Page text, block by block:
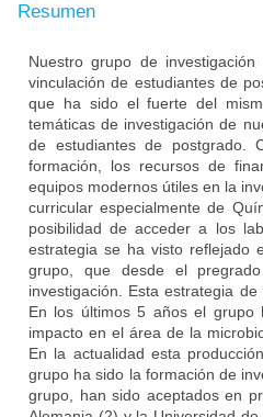
Resumen
Nuestro grupo de
vinculación de estudiantes de
que ha sido el fuerte del
temáticas de investigación de
de estudiantes de postgrado.
formación, los recursos de
equipos modernos útiles en la
curricular especialmente de
posibilidad de acceder a los
estrategia se ha visto reflejado
grupo, que desde el
investigación. Esta estrategia
En los últimos 5 años el grupo
impacto en el área de la
En la actualidad esta
grupo ha sido la formación de
grupo, han sido aceptados en